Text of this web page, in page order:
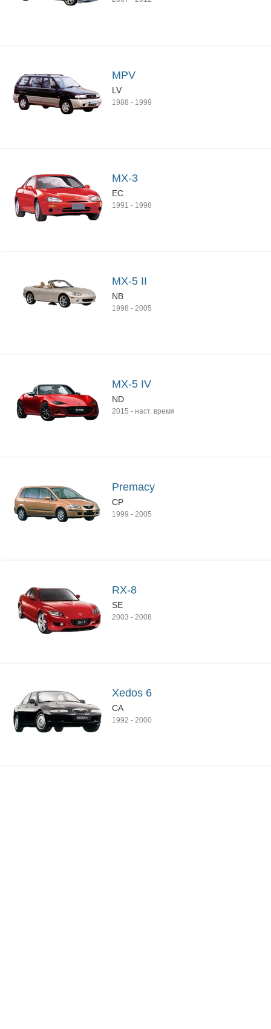
MPV
LV
1988 - 1999
MX-3
EC
1991 - 1998
MX-5 II
NB
1998 - 2005
MX-5 IV
ND
2015 - наст. время
Premacy
CP
1999 - 2005
RX-8
SE
2003 - 2008
Xedos 6
CA
1992 - 2000